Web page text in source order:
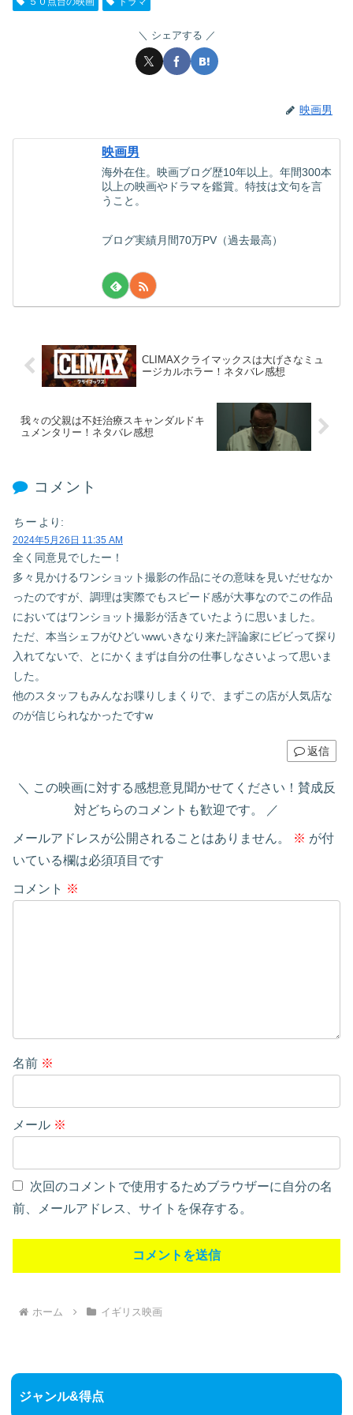
シェアする
映画男
映画男
海外在住。映画ブログ歴10年以上。年間300本
以上の映画やドラマを鑑賞。特技は文句を言
うこと。
ブログ実績月間70万PV（過去最高）
CLIMAXクライマックスは大げさなミュ
ージカルホラー！ネタバレ感想
我々の父親は不妊治療スキャンダルドキ
ュメンタリー！ネタバレ感想
コメント
ちー より:
2024年5月26日 11:35 AM
全く同意見でしたー！
多々見かけるワンショット撮影の作品にその意味を見いだせなか
ったのですが、調理は実際でもスピード感が大事なのでこの作品
においてはワンショット撮影が活きていたように思いました。
ただ、本当シェフがひどいwwいきなり来た評論家にビビって探り
入れてないで、とにかくまずは自分の仕事しなさいよって思いま
した。
他のスタッフもみんなお喋りしまくりで、まずこの店が人気店な
のが信じられなかったですw
返信
この映画に対する感想意見聞かせてください！賛成反
対どちらのコメントも歓迎です。
メールアドレスが公開されることはありません。 ※ が付
いている欄は必須項目です
コメント ※
名前 ※
メール ※
次回のコメントで使用するためブラウザーに自分の名
前、メールアドレス、サイトを保存する。
ホーム イギリス映画
ジャンル&得点